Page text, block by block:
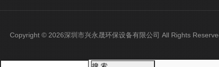
Copyright © 2026深圳市兴永晟环保设备有限公司 All Rights